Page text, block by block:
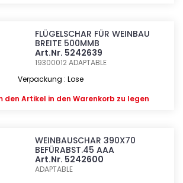
FLÜGELSCHAR FÜR WEINBAU
BREITE 500MMB
Art.Nr. 5242639
19300012ADAPTABLE
Verpackung : Lose
den Artikel in den Warenkorb zu legen
WEINBAUSCHAR 390X70
BEFÜRABST.45 AAA
Art.Nr. 5242600
ADAPTABLE